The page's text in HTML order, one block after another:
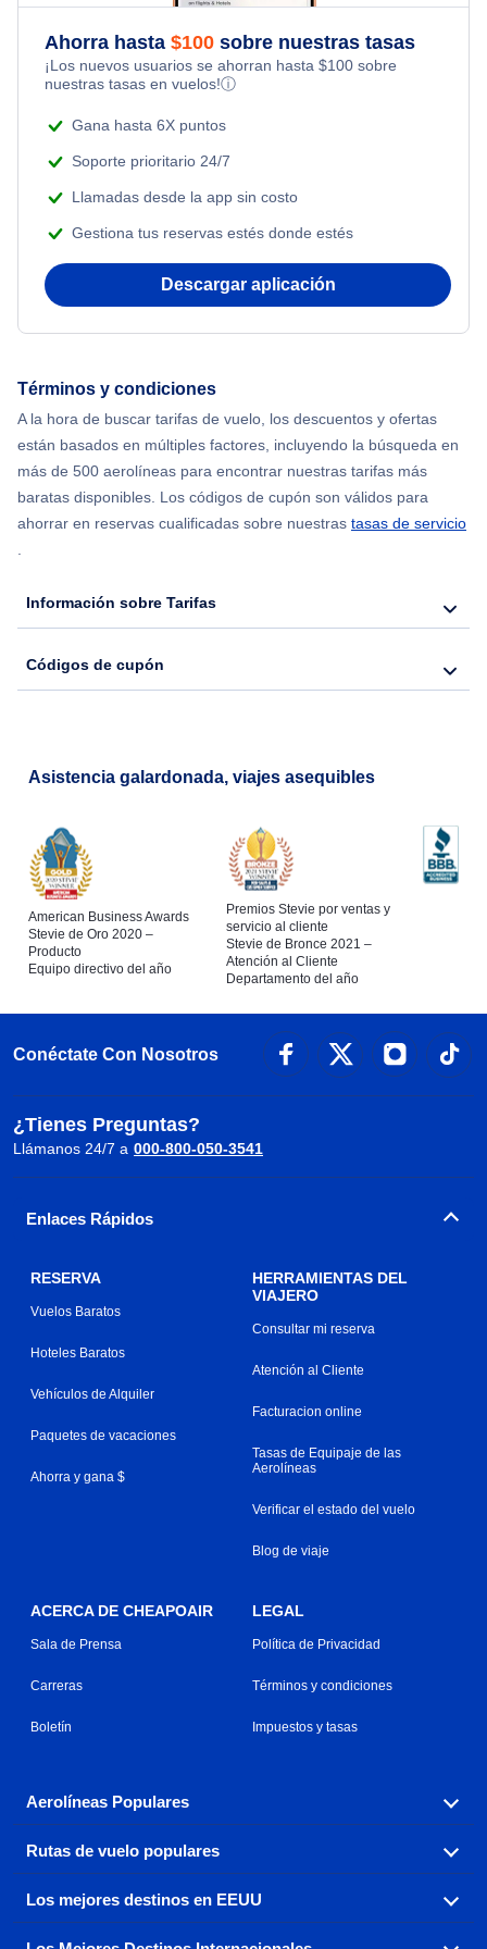
Flights Under $49
Flights Under $99
Flights Under $199
Flights from Nueva York to Milán
Flights from Nueva York to Estanbul
Flights from Nueva York to Atenas
Flights from Shanghai to Nueva York
Flights from Delhi to Nueva York
Flights from Chicago to Delhi
Flights from Nueva York to Hong Kong
Flights from Nueva York to Lisboa
Romantic Vacations
Adventure Vacations
Beach Vacations
Ahorra hasta $100 sobre nuestras tasas
¡Los nuevos usuarios se ahorran hasta $100 sobre
nuestras tasas en vuelos!ⓘ
Gana hasta 6X puntos
Soporte prioritario 24/7
Llamadas desde la app sin costo
Gestiona tus reservas estés donde estés
Descargar aplicación
Términos y condiciones
A la hora de buscar tarifas de vuelo, los descuentos y ofertas
están basados en múltiples factores, incluyendo la búsqueda en
más de 500 aerolíneas para encontrar nuestras tarifas más
baratas disponibles. Los códigos de cupón son válidos para
ahorrar en reservas cualificadas sobre nuestras tasas de servicio
.
Información sobre Tarifas
Códigos de cupón
Asistencia galardonada, viajes asequibles
American Business Awards
Stevie de Oro 2020 –
Producto
Equipo directivo del año
Premios Stevie por ventas y
servicio al cliente
Stevie de Bronce 2021 –
Atención al Cliente
Departamento del año
Conéctate Con Nosotros
¿Tienes Preguntas?
Llámanos 24/7 a 000-800-050-3541
Enlaces Rápidos
RESERVA
Vuelos Baratos
Hoteles Baratos
Vehículos de Alquiler
Paquetes de vacaciones
Ahorra y gana $
HERRAMIENTAS DEL
VIAJERO
Consultar mi reserva
Atención al Cliente
Facturacion online
Tasas de Equipaje de las
Aerolíneas
Verificar el estado del vuelo
Blog de viaje
ACERCA DE CHEAPOAIR
Sala de Prensa
Carreras
Boletín
LEGAL
Política de Privacidad
Términos y condiciones
Impuestos y tasas
Aerolíneas Populares
Explora nuestras opciones de tarifas aéreas baratas por
aerolínea, con más de 500 opciones para elegir.
Aeromexico
Rutas de vuelo populares
Reserva una de nuestras rutas de vuelo más populares
con tres sencillos clics.
Los mejores destinos en EEUU